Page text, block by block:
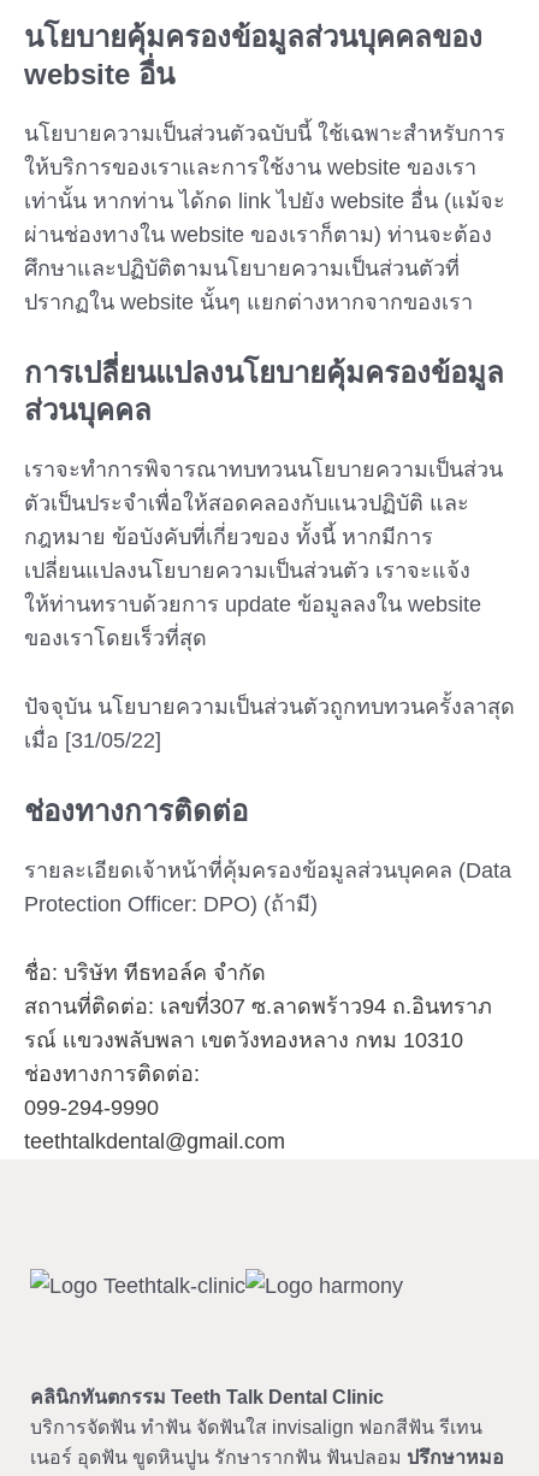
นโยบายคุ้มครองข้อมูลส่วนบุคคลของ
website อื่น
นโยบายความเป็นส่วนตัวฉบับนี้ ใช้เฉพาะสำหรับการ
ให้บริการของเราและการใช้งาน website ของเรา
เท่านั้น หากท่าน ได้กด link ไปยัง website อื่น (แม้จะ
ผ่านช่องทางใน website ของเราก็ตาม) ท่านจะต้อง
ศึกษาและปฏิบัติตามนโยบายความเป็นส่วนตัวที่
ปรากฏใน website นั้นๆ แยกต่างหากจากของเรา
การเปลี่ยนแปลงนโยบายคุ้มครองข้อมูล
ส่วนบุคคล
เราจะทำการพิจารณาทบทวนนโยบายความเป็นส่วน
ตัวเป็นประจำเพื่อให้สอดคลองกับแนวปฏิบัติ และ
กฎหมาย ข้อบังคับที่เกี่ยวของ ทั้งนี้ หากมีการ
เปลี่ยนแปลงนโยบายความเป็นส่วนตัว เราจะแจ้ง
ให้ท่านทราบด้วยการ update ข้อมูลลงใน website
ของเราโดยเร็วที่สุด
ปัจจุบัน นโยบายความเป็นส่วนตัวถูกทบทวนครั้งลาสุด
เมื่อ [31/05/22]
ช่องทางการติดต่อ
รายละเอียดเจ้าหน้าที่คุ้มครองข้อมูลส่วนบุคคล (Data
Protection Officer: DPO) (ถ้ามี)
ชื่อ: บริษัท ทีธทอล์ค จำกัด
สถานที่ติดต่อ: เลขที่307 ซ.ลาดพร้าว94 ถ.อินทราภ
รณ์ เเขวงพลับพลา เขตวังทองหลาง กทม 10310
ช่องทางการติดต่อ:
099-294-9990
teethtalkdental@gmail.com
คลินิกทันตกรรม Teeth Talk Dental Clinic
บริการจัดฟัน ทำฟัน จัดฟันใส invisalign ฟอกสีฟัน รีเทน
เนอร์ อุดฟัน ขูดหินปูน รักษารากฟัน ฟันปลอม ปรึกษาหมอ